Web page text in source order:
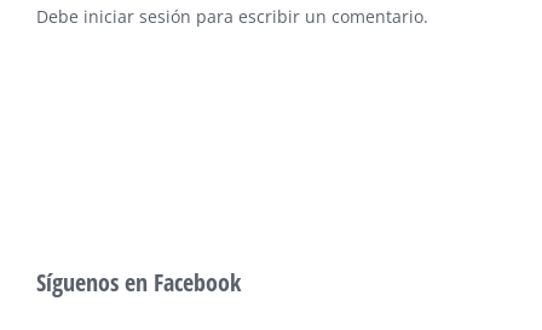
Debe iniciar sesión para escribir un comentario.
Síguenos en Facebook